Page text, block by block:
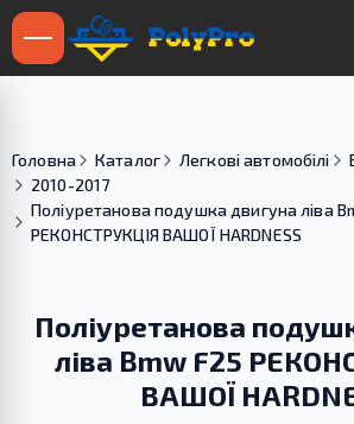
Головна Каталог Легкові автомобілі
2010-2017
Поліуретанова подушка двигуна ліва
РЕКОНСТРУКЦІЯ ВАШОЇ HARDNESS
Поліуретанова
ліва Bmw F25
ВАШОЇ